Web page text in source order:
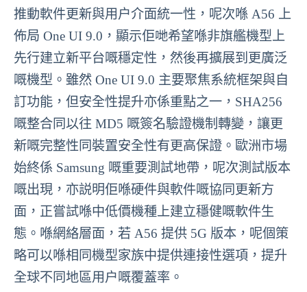
推動軟件更新與用户介面統一性，呢次喺 A56 上
佈局 One UI 9.0，顯示佢哋希望喺非旗艦機型上
先行建立新平台嘅穩定性，然後再擴展到更廣泛
嘅機型。雖然 One UI 9.0 主要聚焦系統框架與自
訂功能，但安全性提升亦係重點之一，SHA256
嘅整合同以往 MD5 嘅簽名驗證機制轉變，讓更
新嘅完整性同裝置安全性有更高保證。歐洲市場
始終係 Samsung 嘅重要測試地帶，呢次測試版本
嘅出現，亦説明佢喺硬件與軟件嘅協同更新方
面，正嘗試喺中低價機種上建立穩健嘅軟件生
態。喺網絡層面，若 A56 提供 5G 版本，呢個策
略可以喺相同機型家族中提供連接性選項，提升
全球不同地區用户嘅覆蓋率。